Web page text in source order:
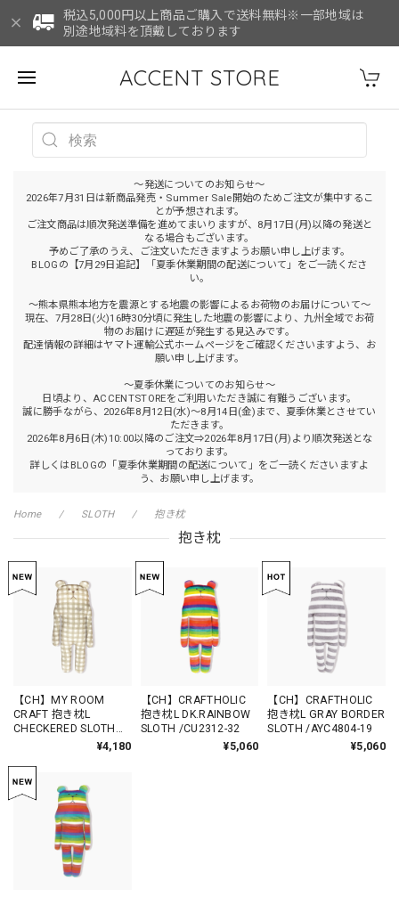
税込5,000円以上商品ご購入で送料無料※一部地域は
別途地域料を頂戴しております
ACCENT STORE
～発送についてのお知らせ～
2026年7月31日は新商品発売・Summer Sale開始のためご注文が集中するこ
とが予想されます。
ご注文商品は順次発送準備を進めてまいりますが、8月17日(月)以降の発送と
なる場合もございます。
予めご了承のうえ、ご注文いただきますようお願い申し上げます。
BLOGの【7月29日追記】「夏季休業期間の配送について」をご一読くださ
い。
～熊本県熊本地方を震源とする地震の影響によるお荷物のお届けについて～
現在、7月28日(火)16時30分頃に発生した地震の影響により、九州全域でお荷
物のお届けに遅延が発生する見込みです。
配達情報の詳細はヤマト運輸公式ホームページをご確認くださいますよう、お
願い申し上げます。
～夏季休業についてのお知らせ～
日頃より、ACCENTSTOREをご利用いただき誠に有難うございます。
誠に勝手ながら、2026年8月12日(水)～8月14日(金)まで、夏季休業とさせてい
ただきます。
2026年8月6日(木)10:00以降のご注文⇒2026年8月17日(月)より順次発送とな
っております。
詳しくはBLOGの「夏季休業期間の配送について」をご一読くださいますよ
う、お願い申し上げます。
Home SLOTH 抱き枕
抱き枕
【CH】MY ROOM
CRAFT 抱き枕L
CHECKERED SLOTH
¥4,180
【CH】CRAFTHOLIC
抱き枕L DK.RAINBOW
SLOTH /CU2312-32
¥5,060
【CH】CRAFTHOLIC
抱き枕L GRAY BORDER
SLOTH /AYC4804-19
¥5,060